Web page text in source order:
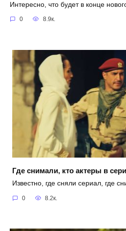
Интересно, что будет в конце
0 8.9к.
Где снимали, кто актеры в
Известно, где сняли сериал, где
0 8.2к.